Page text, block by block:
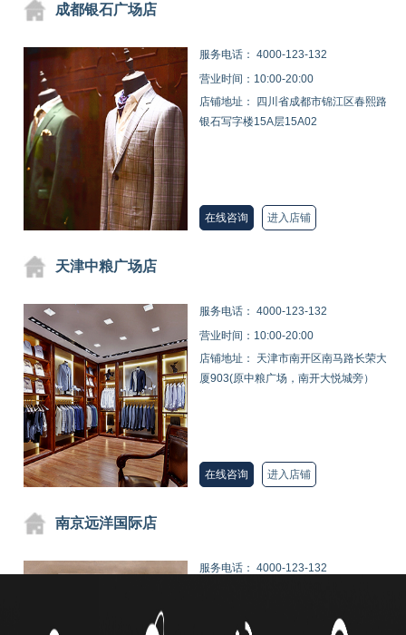
成都银石广场店
服务电话： 4000-123-132
营业时间：10:00-20:00
店铺地址： 四川省成都市锦江区春熙路
银石写字楼15A层15A02
在线咨询 进入店铺
天津中粮广场店
服务电话： 4000-123-132
营业时间：10:00-20:00
店铺地址： 天津市南开区南马路长荣大
厦903(原中粮广场，南开大悦城旁）
在线咨询 进入店铺
南京远洋国际店
服务电话： 4000-123-132